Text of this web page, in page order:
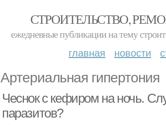
СТРОИТЕЛЬСТВО,
ежедневные публикации на тему
главная новости
Артериальная гипертония
Чеснок с кефиром на ночь.
паразитов?